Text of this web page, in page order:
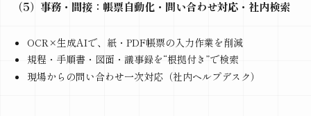
（5）事務・間接：帳票自動化・問い合わせ対応・社内検索
OCR×生成AIで、紙・PDF帳票の入力作業を削減
規程・手順書・図面・議事録を“根拠付き”で検索
現場からの問い合わせ一次対応（社内ヘルプデスク）